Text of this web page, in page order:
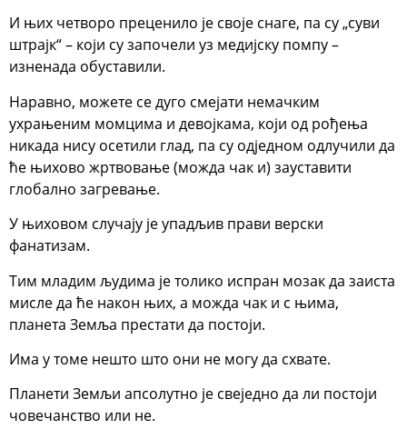
И њих четворо преценило је своје снаге, па су „суви
штрајк“ – који су започели уз медијску помпу –
изненада обуставили.
Наравно, можете се дуго смејати немачким
ухрањеним момцима и девојкама, који од рођења
никада нису осетили глад, па су одједном одлучили да
ће њихово жртвовање (можда чак и) зауставити
глобално загревање.
У њиховом случају је упадљив прави верски
фанатизам.
Тим младим људима је толико испран мозак да заиста
мисле да ће након њих, а можда чак и с њима,
планета Земља престати да постоји.
Има у томе нешто што они не могу да схвате.
Планети Земљи апсолутно је свеједно да ли постоји
човечанство или не.